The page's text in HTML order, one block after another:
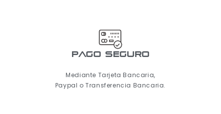
pago seguro
Mediante Tarjeta Bancaria,
Paypal o Transferencia Bancaria.